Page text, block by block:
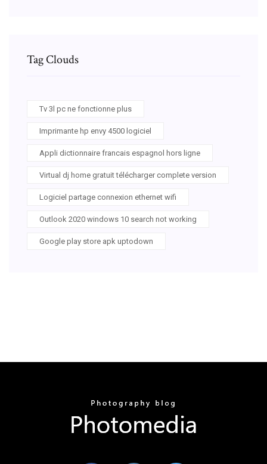
Tag Clouds
Tv 3l pc ne fonctionne plus
Imprimante hp envy 4500 logiciel
Appli dictionnaire francais espagnol hors ligne
Virtual dj home gratuit télécharger complete version
Logiciel partage connexion ethernet wifi
Outlook 2020 windows 10 search not working
Google play store apk uptodown